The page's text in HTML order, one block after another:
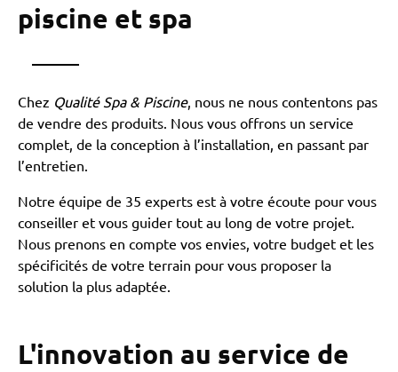
piscine et spa
Chez Qualité Spa & Piscine, nous ne nous contentons pas
de vendre des produits. Nous vous offrons un service
complet, de la conception à l’installation, en passant par
l’entretien.
Notre équipe de 35 experts est à votre écoute pour vous
conseiller et vous guider tout au long de votre projet.
Nous prenons en compte vos envies, votre budget et les
spécificités de votre terrain pour vous proposer la
solution la plus adaptée.
L'innovation au service de